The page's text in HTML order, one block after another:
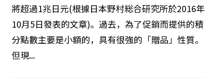
將超過1兆日元(根據日本野村総合研究所於2016年
10月5日發表的文章)。過去，為了促銷而提供的積
分點數主要是小額的，具有很強的「贈品」性質。
但現...